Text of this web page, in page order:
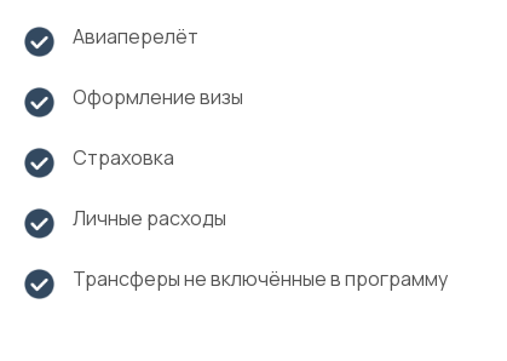
Авиаперелёт
Оформление визы
Страховка
Личные расходы
Трансферы не включённые в программу